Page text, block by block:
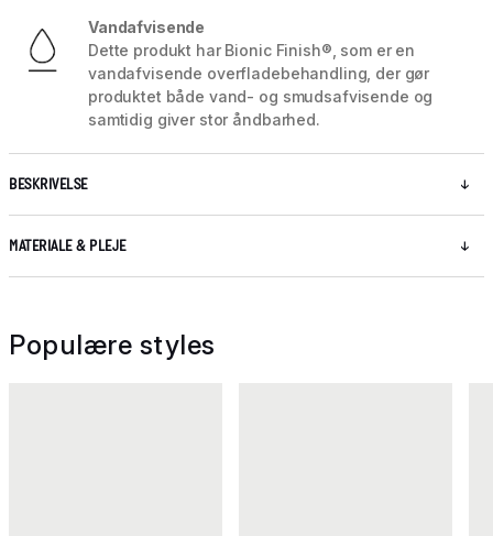
Vandafvisende
Dette produkt har Bionic Finish®, som er en
vandafvisende overfladebehandling, der gør
produktet både vand- og smudsafvisende og
samtidig giver stor åndbarhed.
BESKRIVELSE
MATERIALE & PLEJE
Populære styles